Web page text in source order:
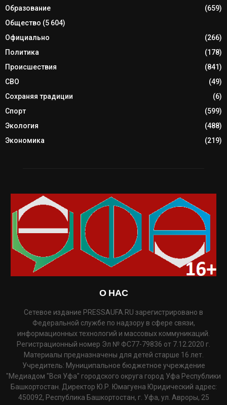
Образование
(659)
Общество (5 604)
Официально
(266)
Политика
(178)
Происшествия
(841)
СВО
(49)
Сохраняя традиции
(6)
Спорт
(599)
Экология
(488)
Экономика
(219)
О НАС
Сетевое издание PRESSAUFA.RU зарегистрировано в
Федеральной службе по надзору в сфере связи,
информационных технологий и массовых коммуникаций.
Регистрационный номер Эл № ФС77-79836 от 7.12.2020 г.
Материалы предназначены для детей старше 16 лет.
Учредитель: Муниципальное бюджетное учреждение
"Медиадом "Вся Уфа" городского округа город Уфа Республики
Башкортостан. Директор Ю.Р. Юмагуена Юридический адрес:
450092, Республика Башкортостан, г. Уфа, ул. Авроры, 25